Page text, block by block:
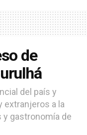
de
del país y
extranjeros a la
gastronomía de